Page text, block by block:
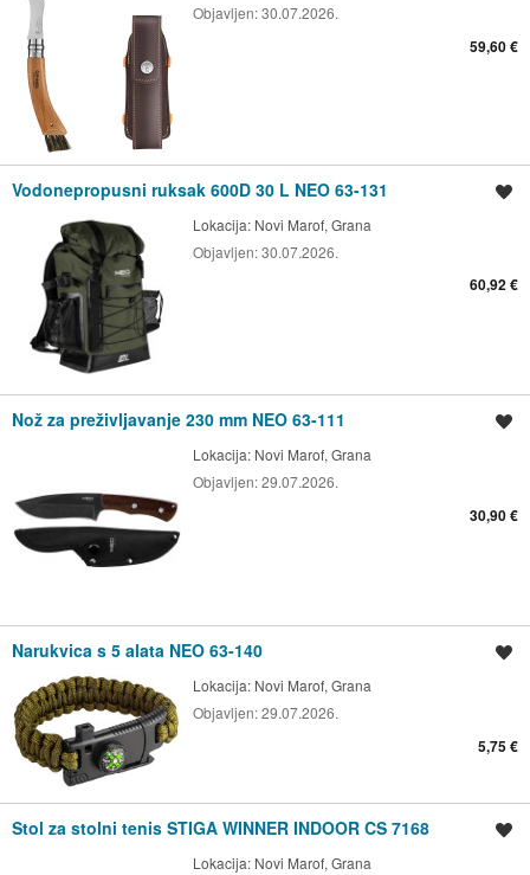
Objavljen:30.07.2026.
59,60 €
Vodonepropusni ruksak 600D 30 L NEO 63-131
Lokacija: Novi Marof, Grana
Objavljen:30.07.2026.
60,92 €
Nož za preživljavanje 230 mm NEO 63-111
Lokacija: Novi Marof, Grana
Objavljen:29.07.2026.
30,90 €
Narukvica s 5 alata NEO 63-140
Lokacija: Novi Marof, Grana
Objavljen:29.07.2026.
5,75 €
Stol za stolni tenis STIGA WINNER INDOOR CS 7168
Lokacija: Novi Marof, Grana